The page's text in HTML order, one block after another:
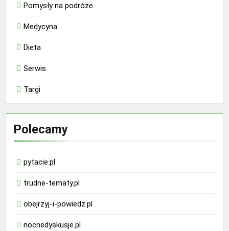
Pomysły na podróże
Medycyna
Dieta
Serwis
Targi
Polecamy
pytacie.pl
trudne-tematy.pl
obejrzyj-i-powiedz.pl
nocnedyskusje.pl